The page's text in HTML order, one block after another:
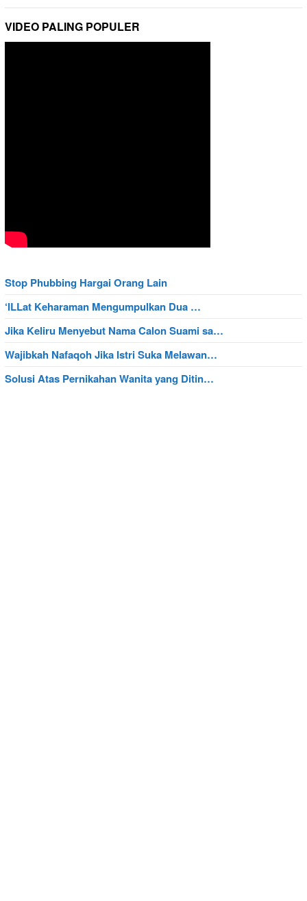
VIDEO PALING POPULER
Stop Phubbing Hargai Orang Lain
‘ILLat Keharaman Mengumpulkan Dua …
Jika Keliru Menyebut Nama Calon Suami sa…
Wajibkah Nafaqoh Jika Istri Suka Melawan…
Solusi Atas Pernikahan Wanita yang Ditin…